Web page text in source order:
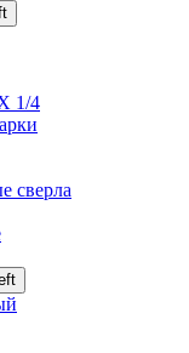
1/4
сверла